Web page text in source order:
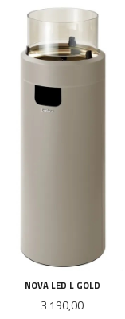
NOVA LED L GOLD
Pris
3 190,00